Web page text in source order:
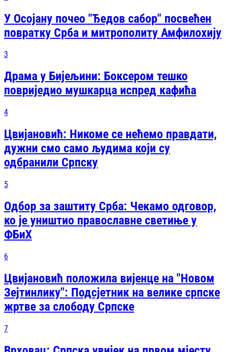
У Осојану почео "Ђедов сабор" посвећен
повратку Срба и митрополиту Амфилохију
3
Драма у Бијељини: Боксером тешко
повриједио мушкарца испред кафића
4
Цвијановић: Никоме се нећемо правдати,
дужни смо само људима који су
одбранили Српску
5
Одбор за заштиту Срба: Чекамо одговор,
ко је уништио православне светиње у
ФБиХ
6
Цвијановић положила вијенце на "Новом
Зејтинлику": Подсјетник на велике српске
жртве за слободу Српске
7